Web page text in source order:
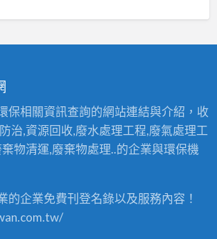
2
務
中
回
收
、
收
購
賣
2
保相關資訊查詢的網站連結與介紹，收
治,資源回收,廢水處理工程,廢氣處理工
物清運,廢棄物處理..的企業與環保機
的企業免費刊登名錄以及服務內容！